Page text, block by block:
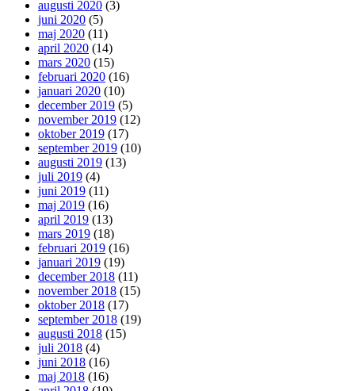
augusti 2020 (3)
juni 2020 (5)
maj 2020 (11)
april 2020 (14)
mars 2020 (15)
februari 2020 (16)
januari 2020 (10)
december 2019 (5)
november 2019 (12)
oktober 2019 (17)
september 2019 (10)
augusti 2019 (13)
juli 2019 (4)
juni 2019 (11)
maj 2019 (16)
april 2019 (13)
mars 2019 (18)
februari 2019 (16)
januari 2019 (19)
december 2018 (11)
november 2018 (15)
oktober 2018 (17)
september 2018 (19)
augusti 2018 (15)
juli 2018 (4)
juni 2018 (16)
maj 2018 (16)